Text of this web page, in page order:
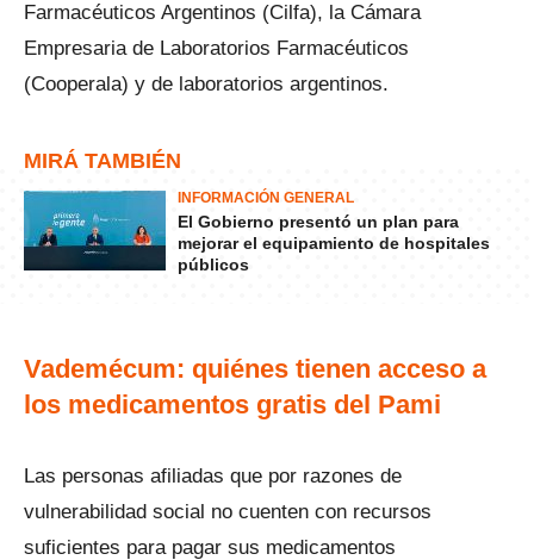
Farmacéuticos Argentinos (Cilfa), la Cámara
Empresaria de Laboratorios Farmacéuticos
(Cooperala) y de laboratorios argentinos.
MIRÁ TAMBIÉN
INFORMACIÓN GENERAL
El Gobierno presentó un plan para
mejorar el equipamiento de hospitales
públicos
Vademécum: quiénes tienen acceso a
los medicamentos gratis del Pami
Las personas afiliadas que por razones de
vulnerabilidad social no cuenten con recursos
suficientes para pagar sus medicamentos